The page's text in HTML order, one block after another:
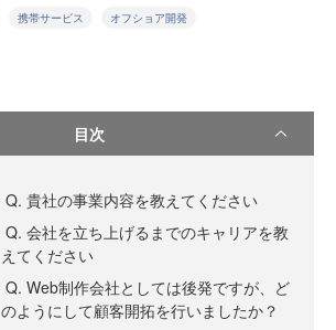
携帯サービス オフショア開発
目次
Q. 貴社の事業内容を教えてください
Q. 会社を立ち上げるまでのキャリアを教
えてください
Q. Web制作会社としては後発ですが、ど
のようにして顧客開拓を行いましたか？